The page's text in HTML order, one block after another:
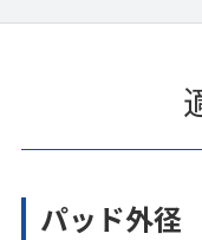
パッド外径